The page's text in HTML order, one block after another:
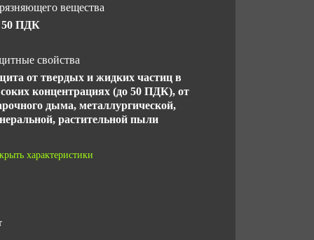
вещества
50 ПДК
свойства
от твердых и жидких частиц в
концентрациях (до 50 ПДК), от
дыма, металлургической,
растительной пыли
в упаковке
характеристики